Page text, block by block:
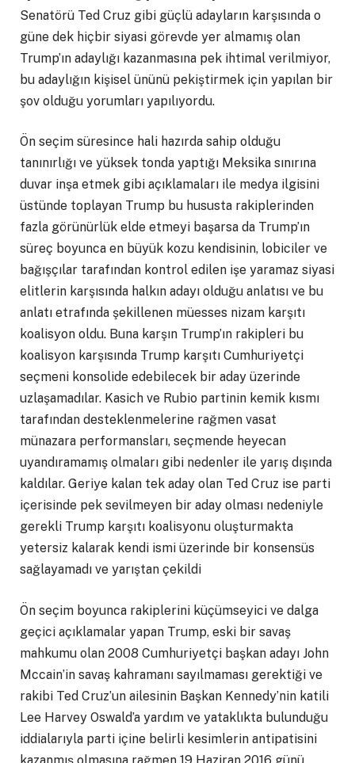
Senatörü Ted Cruz gibi güçlü adayların karşısında o
güne dek hiçbir siyasi görevde yer almamış olan
Trump’ın adaylığı kazanmasına pek ihtimal verilmiyor,
bu adaylığın kişisel ününü pekiştirmek için yapılan bir
şov olduğu yorumları yapılıyordu.
Ön seçim süresince hali hazırda sahip olduğu
tanınırlığı ve yüksek tonda yaptığı Meksika sınırına
duvar inşa etmek gibi açıklamaları ile medya ilgisini
üstünde toplayan Trump bu hususta rakiplerinden
fazla görünürlük elde etmeyi başarsa da Trump’ın
süreç boyunca en büyük kozu kendisinin, lobiciler ve
bağışçılar tarafından kontrol edilen işe yaramaz siyasi
elitlerin karşısında halkın adayı olduğu anlatısı ve bu
anlatı etrafında şekillenen müesses nizam karşıtı
koalisyon oldu. Buna karşın Trump’ın rakipleri bu
koalisyon karşısında Trump karşıtı Cumhuriyetçi
seçmeni konsolide edebilecek bir aday üzerinde
uzlaşamadılar. Kasich ve Rubio partinin kemik kısmı
tarafından desteklenmelerine rağmen vasat
münazara performansları, seçmende heyecan
uyandıramamış olmaları gibi nedenler ile yarış dışında
kaldılar. Geriye kalan tek aday olan Ted Cruz ise parti
içerisinde pek sevilmeyen bir aday olması nedeniyle
gerekli Trump karşıtı koalisyonu oluşturmakta
yetersiz kalarak kendi ismi üzerinde bir konsensüs
sağlayamadı ve yarıştan çekildi
Ön seçim boyunca rakiplerini küçümseyici ve dalga
geçici açıklamalar yapan Trump, eski bir savaş
mahkumu olan 2008 Cumhuriyetçi başkan adayı John
Mccain’in savaş kahramanı sayılmaması gerektiği ve
rakibi Ted Cruz’un ailesinin Başkan Kennedy’nin katili
Lee Harvey Oswald’a yardım ve yataklıkta bulunduğu
iddialarıyla parti içine belirli kesimlerin antipatisini